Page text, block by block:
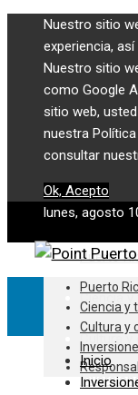
Nuestro sitio
experiencia,
Nuestro sitio
como Google
sitio web,
nuestra
consultar
Ok, Acepto
lunes, agosto
Puerto
Ciencia y
Cultura y
Puerto
Ciencia y
Cultura y
Inicio